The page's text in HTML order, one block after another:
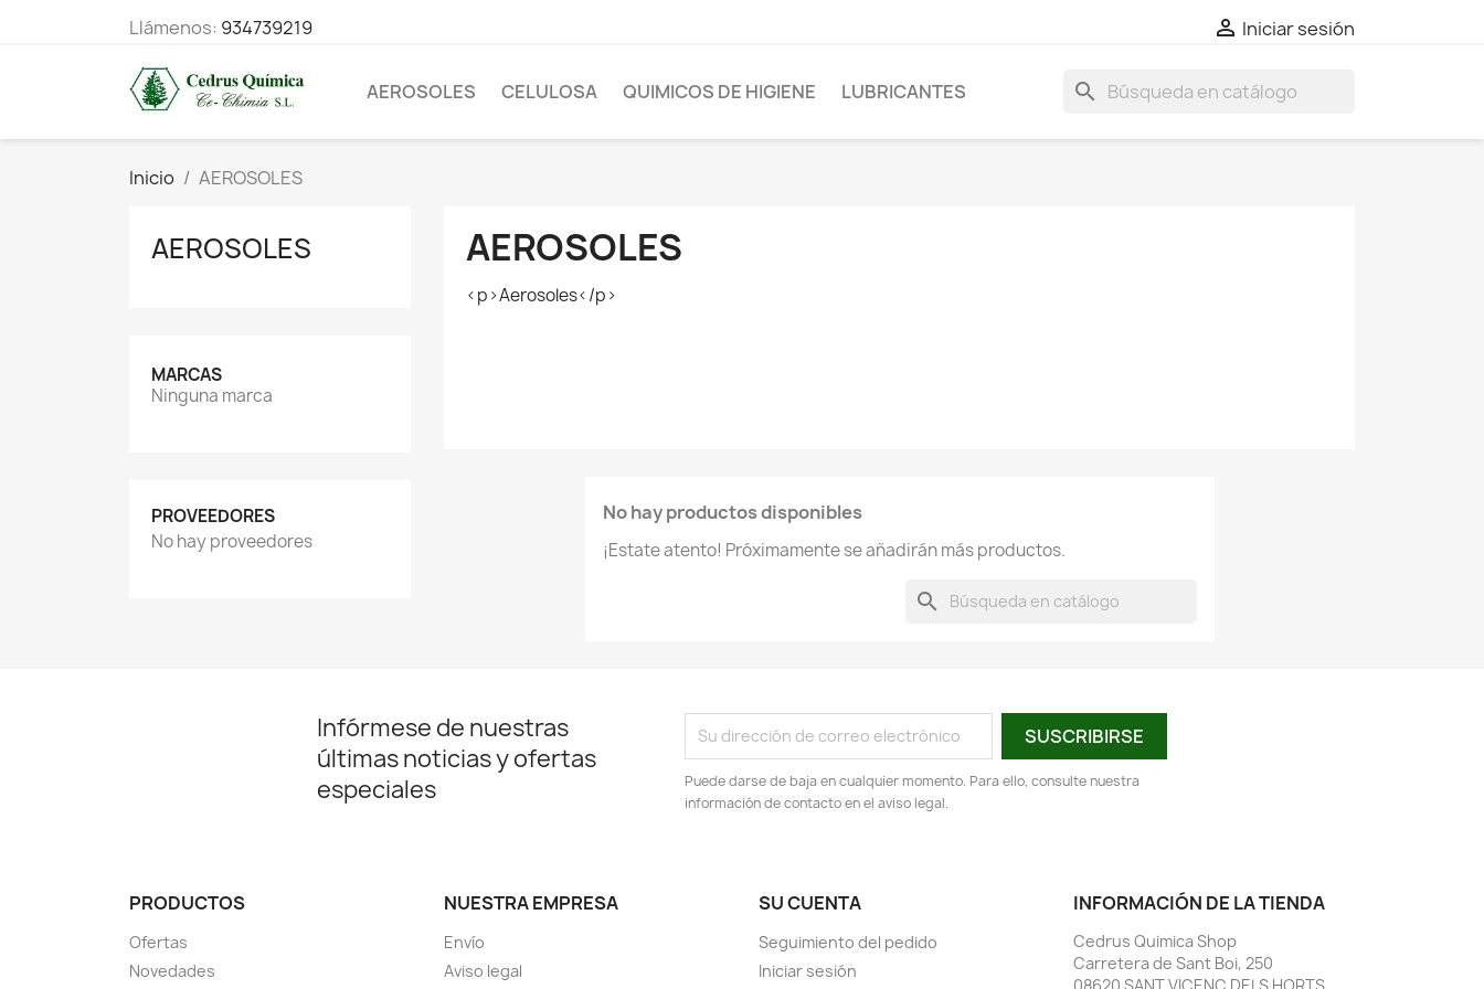
Llámenos: 934739219  Iniciar sesión
AEROSOLES CELULOSA QUIMICOS DE HIGIENE LUBRICANTES search
Inicio AEROSOLES
AEROSOLES
MARCAS
Ninguna marca
PROVEEDORES
No hay proveedores
AEROSOLES
<p>Aerosoles</p>
No hay productos disponibles
¡Estate atento! Próximamente se añadirán más productos.
search
Infórmese de nuestras
últimas noticias y ofertas
especiales
Puede darse de baja en cualquier momento. Para ello, consulte nuestra
información de contacto en el aviso legal.
PRODUCTOS
Ofertas
Novedades
NUESTRA EMPRESA
Envío
Aviso legal
SU CUENTA
Seguimiento del pedido
Iniciar sesión
INFORMACIÓN DE LA TIENDA
Cedrus Quimica Shop
Carretera de Sant Boi, 250